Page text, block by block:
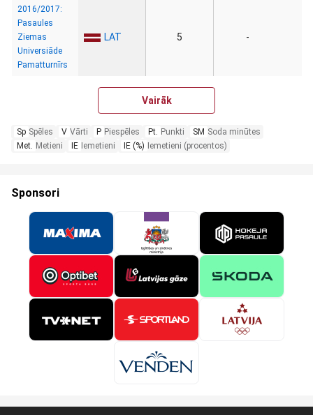
2016/2017:
Pasaules
Ziemas
Universiāde
Pamatturnīrs
LAT 5 -
Vairāk
Sp Spēles V Vārti P Piespēles Pt. Punkti SM Soda minūtes
Met. Metieni IE Iemetieni IE (%) Iemetieni (procentos)
Sponsori